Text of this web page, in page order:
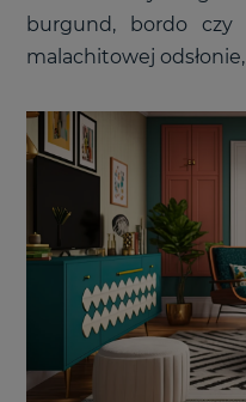
burgund, bordo
malachitowej